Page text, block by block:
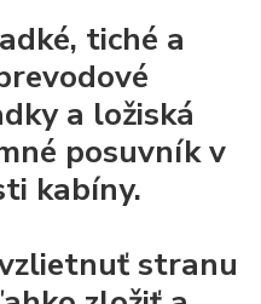
tiché a
a ložiská
posuvník v
kabíny.
stranu